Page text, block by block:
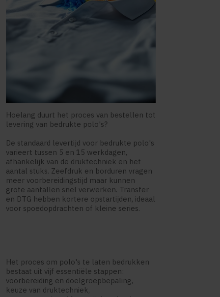
Hoelang duurt het proces van bestellen tot
levering van bedrukte polo's?
De standaard levertijd voor bedrukte polo's
varieert tussen 5 en 15 werkdagen,
afhankelijk van de druktechniek en het
aantal stuks. Zeefdruk en borduren vragen
meer voorbereidingstijd maar kunnen
grote aantallen snel verwerken. Transfer
en DTG hebben kortere opstartijden, ideaal
voor spoedopdrachten of kleine series.
Het proces om polo's te laten bedrukken
bestaat uit vijf essentiële stappen:
voorbereiding en doelgroepbepaling,
keuze van druktechniek,